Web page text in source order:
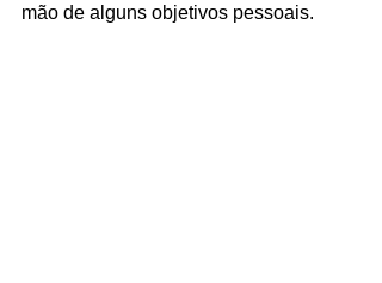
mão de alguns objetivos pessoais.